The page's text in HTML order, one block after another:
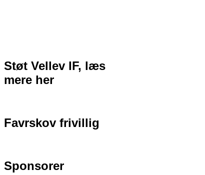
Støt Vellev IF, læs
mere her
Favrskov frivillig
Sponsorer